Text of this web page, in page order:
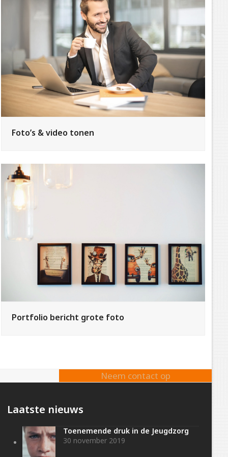
Foto’s & video tonen
Portfolio bericht grote foto
Neem contact op
Laatste nieuws
Toenemende druk in de Jeugdzorg
30 november 2019